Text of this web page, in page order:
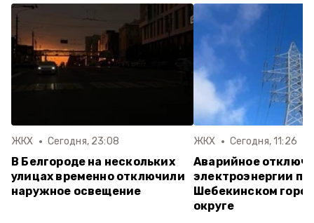
ЖКХ Сегодня, 23:08
В Белгороде на нескольких
улицах временно отключили
наружное освещение
ЖКХ Сегодня, 11:26
Аварийное
электроэнергии
Шебекинском
округе